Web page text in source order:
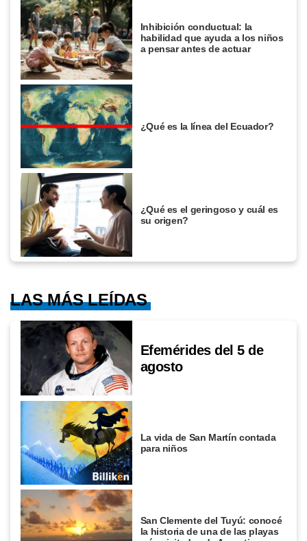
Inhibición conductual: la
habilidad que ayuda a los niños
a pensar antes de actuar
¿Qué es la línea del Ecuador?
¿Qué es el geringoso y cuál es
su origen?
LAS MÁS LEÍDAS
Efemérides del 5 de
agosto
La vida de San Martín contada
para niños
San Clemente del Tuyú: conocé
la historia de una de las playas